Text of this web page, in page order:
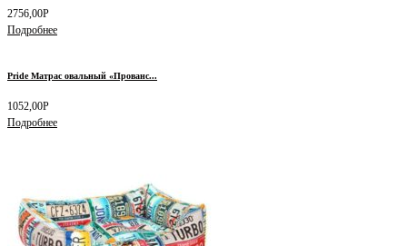
2756,00Р
Подробнее
Pride Матрас овальный «Прованс...
1052,00Р
Подробнее